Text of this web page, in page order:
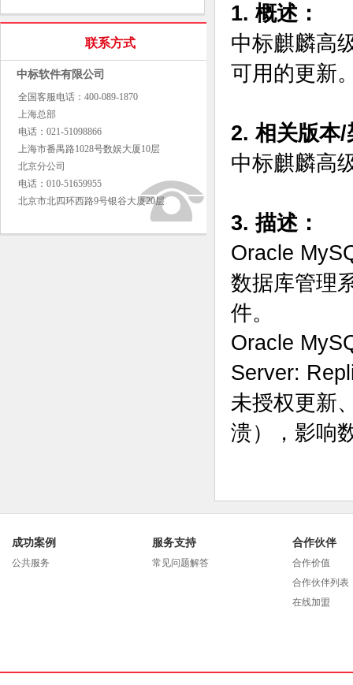
联系方式
中标软件有限公司
全国客服电话：400-089-1870
上海总部
电话：021-51098866
上海市番禺路1028号数娱大厦10层
北京分公司
电话：010-51659955
北京市北四环西路9号银谷大厦20层
1. 概述：
中标麒麟高
可用的更新
2. 相关版本/
中标麒麟高
3. 描述：
Oracle
数据库管理
件。
Oracle
Server:
未授权更新
溃），影响
成功案例
公共服务
服务支持
常见问题解答
合作伙伴
合作价值
合作伙伴列表
在线加盟